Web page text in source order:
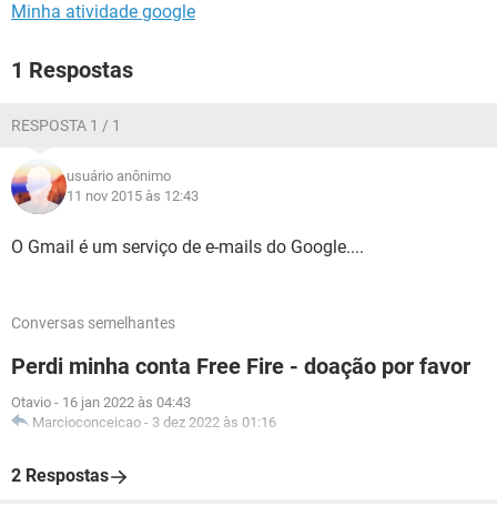
Minha atividade google
1 Respostas
RESPOSTA 1 / 1
usuário anônimo
11 nov 2015 às 12:43
O Gmail é um serviço de e-mails do Google....
Conversas semelhantes
Perdi minha conta Free Fire - doação por favor
Otavio - 16 jan 2022 às 04:43
Marcioconceicao - 3 dez 2022 às 01:16
2 Respostas